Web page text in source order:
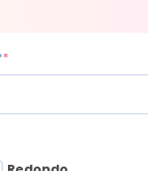
*